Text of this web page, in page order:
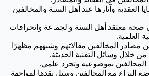
العقدية وآثارها عند أهل السنة والمخالفين
صحة معتقد أهل السنة والجماعة وانحرافات
العلمية.
مصادر المخالفين مقالاتهم وشبههم مظهرًا
خلال وسائل التقنية الحديثة.
النزاع مع المخالفين وسبل نقدها لمواجهة